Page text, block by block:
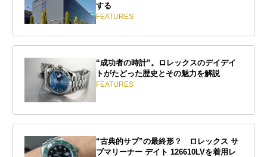
する
FEATURES
“成功者の時計”。ロレックスのデイデイ
トがたどった歴史とその魅力を解説
FEATURES
“古典的サブ”の最終形？ ロレックス サ
ブマリーナー デイト 126610LVを着用レ